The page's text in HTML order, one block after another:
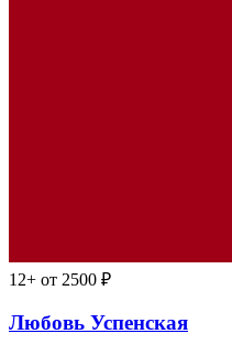
12+ от 2500 ₽
Любовь Успенская